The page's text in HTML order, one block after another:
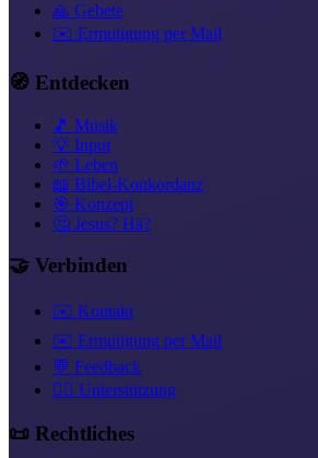
🙏 Gebete
✉️ Ermutigung per Mail
🧭 Entdecken
🎵 Musik
💡 Input
🌱 Leben
📖 Bibel-Konkordanz
🎯 Konzept
🤔 Jesus? Hä?
🤝 Verbinden
✉️ Kontakt
✉️ Ermutigung per Mail
💬 Feedback
❤️‍🔥 Unterstützung
📜 Rechtliches